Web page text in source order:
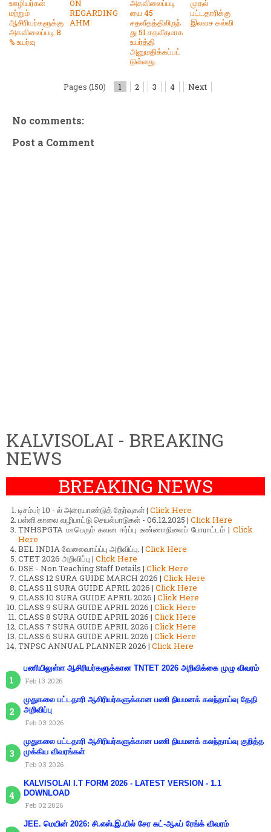
ஊழியர்கள்
மற்றும்
ஆசிரியர்களுக்கு
அகவிலைப்படி 8
% உயர்வு
ON
REGARDING
AHM
அகவிலைப்படி
யை 45
சதவீதத்திலிருந்
து 51 சதவீதமாக
உயர்த்தி
அனுமதிக்கப்பட்
டுள்ளது.
முதல்
பட்டதாரிக்கு
இலவச கல்வி
Pages (150) 1 2 3 4 Next
No comments:
Post a Comment
KALVISOLAI - BREAKING
NEWS
BREAKING NEWS
டிசம்பர் 10 - ல் அரையாண்டுத் தேர்வுகள் | Click Here
பள்ளி காலை வழிபாட்டு செயல்பாடுகள் - 06.12.2025 | Click Here
TNHSPGTA மாபெரும் கவன ஈர்ப்பு உண்ணாநிலைப் போராட்டம் | Click
Here
BEL INDIA வேலைவாய்ப்பு அறிவிப்பு. | Click Here
CTET 2026 அறிவிப்பு | Click Here
DSE - Non Teaching Staff Details | Click Here
CLASS 12 SURA GUIDE MARCH 2026 | Click Here
CLASS 11 SURA GUIDE APRIL 2026 | Click Here
CLASS 10 SURA GUIDE APRIL 2026 | Click Here
CLASS 9 SURA GUIDE APRIL 2026 | Click Here
CLASS 8 SURA GUIDE APRIL 2026 | Click Here
CLASS 7 SURA GUIDE APRIL 2026 | Click Here
CLASS 6 SURA GUIDE APRIL 2026 | Click Here
TNPSC ANNUAL PLANNER 2026 | Click Here
பணியிலுள்ள ஆசிரியர்களுக்கான TNTET 2026 அறிவிக்கை முழு விவரம்
Feb 13 2026
முதுகலை பட்டதாரி ஆசிரியர்களுக்கான பணி நியமனக் கலந்தாய்வு தேதி
அறிவிப்பு
Feb 03 2026
முதுகலை பட்டதாரி ஆசிரியர்களுக்கான பணி நியமனக் கலந்தாய்வு குறித்த
முக்கிய விவரங்கள்
Feb 03 2026
KALVISOLAI I.T FORM 2026 - LATEST VERSION - 1.1
DOWNLOAD
Feb 02 2026
JEE. மெயின் 2026: சி.எஸ்.இ.யில் சேர கட்-ஆஃப் ரேங்க் விவரம்